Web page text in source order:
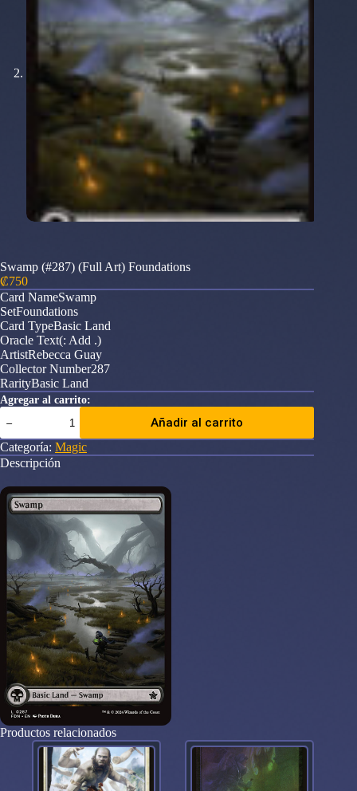
Swamp (#287) (Full Art) Foundations
₡750
Card NameSwamp
SetFoundations
Card TypeBasic Land
Oracle Text(: Add .)
ArtistRebecca Guay
Collector Number287
RarityBasic Land
Agregar al carrito:
Swamp
(#287)
(Full
Art)
Foundations
Añadir al carrito
Categoría: Magic
Descripción
Productos relacionados